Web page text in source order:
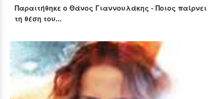
Παραιτήθηκε ο Θάνος Γιαννουλάκης - Ποιος παίρνει
τη θέση του...